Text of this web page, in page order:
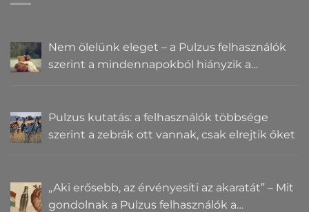
Nem ölelünk eleget – a Pulzus felhasználók
szerint a mindennapokból hiányzik a
Pulzus kutatás: a felhasználók többsége
szerint a zebrák ott vannak, csak elrejtik őket
„Aki erősebb, az érvényesíti az akaratát” – Mit
gondolnak a Pulzus felhasználók a